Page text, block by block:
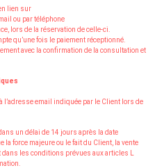
lien sur
mail ou par téléphone
lors de la réservation de celle-ci.
qu’une fois le paiement réceptionné.
avec la confirmation de la consultation et
l’adresse email indiquée par le Client lors de
un délai de 14 jours après la date
force majeure ou le fait du Client, la vente
les conditions prévues aux articles L